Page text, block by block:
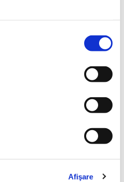
Afişare
Numele meu e Nevinovăție